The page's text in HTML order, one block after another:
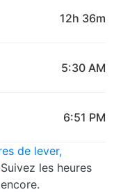
12h 36m
5:30 AM
6:51 PM
de lever,
les heures